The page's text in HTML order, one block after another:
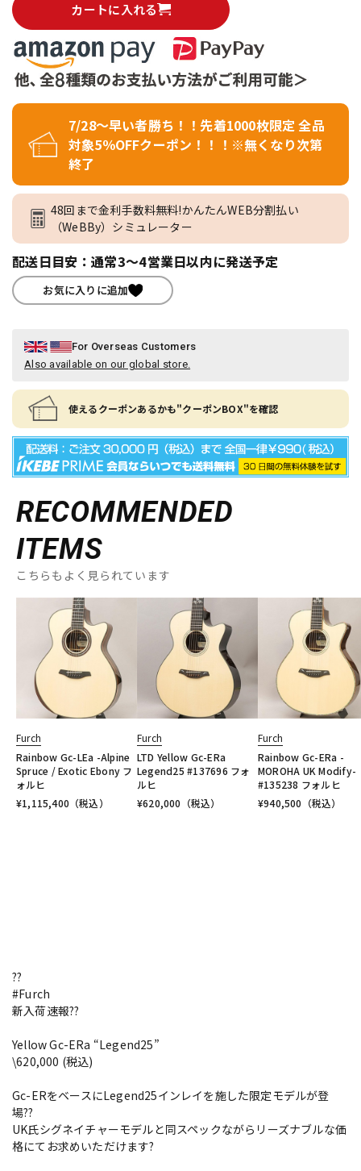
カートに入れる
7/28～早い者勝ち！！先着1000枚限定 全品
対象5％OFFクーポン！！！※無くなり次第
終了
48回まで金利手数料無料!かんたんWEB分割払い
（WeBBy）シミュレーター
配送日目安：通常3～4営業日以内に発送予定
お気に入りに追加
For Overseas Customers
Also available on our global store.
使えるクーポンあるかも"クーポンBOX"を確認
RECOMMENDED
ITEMS
こちらもよく見られています
Furch
Rainbow Gc-LEa -Alpine
Spruce / Exotic Ebony フ
ォルヒ
¥1,115,400 （税込）
Furch
LTD Yellow Gc-ERa
Legend25 #137696 フォ
ルヒ
¥620,000 （税込）
Furch
Rainbow Gc-ERa -
MOROHA UK Modify-
#135238 フォルヒ
¥940,500 （税込）
??
#Furch
新入荷速報??
Yellow Gc-ERa “Legend25”
\620,000 (税込)
Gc-ERをベースにLegend25インレイを施した限定モデルが登
場??
UK氏シグネイチャーモデルと同スペックながらリーズナブルな価
格にてお求めいただけます?